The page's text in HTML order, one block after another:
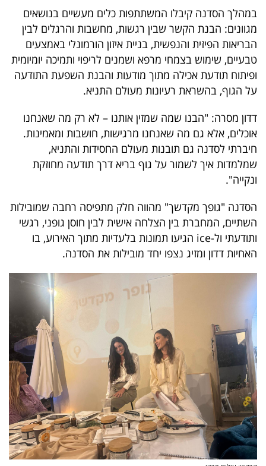
פודקאסט
40
UNDER
40
שיתופי
פעולה
ניוזלטרים
מייל
אדום
פרסמו
באייס
עקבו
אחרינו:
במהלך הסדנה קיבלו המשתתפות כלים מעשיים בנושאים
מגוונים: הבנת הקשר שבין רגשות, מחשבות והרגלים לבין
הבריאות הפיזית והנפשית, בניית איזון הורמונלי באמצעים
טבעיים, שימוש בצמחי מרפא ושמנים לריפוי ותמיכה יומיומית
ופיתוח תודעת אכילה מתוך מודעות והבנת השפעת התודעה
על הגוף, בהשראת רעיונות מעולם התניא.
דדון מסרה: "הבנו שמה שמזין אותנו – לא רק מה שאנחנו
אוכלים, אלא גם מה שאנחנו מרגישות, חושבות ומאמינות.
חיברתי לסדנה גם תובנות מעולם החסידות והתניא,
שמלמדות איך לשמור על גוף בריא דרך תודעה מחוזקת
ונקייה".
הסדנה "גופך מקדשך" מהווה חלק מתפיסה רחבה שמובילות
השתיים, המחברת בין הצלחה אישית לבין חוסן גופני, רגשי
ותודעתי ול-ice הגיעו תמונות בלעדיות מתוך האירוע, בו
האחיות דדון ומזיג נצפו יחד מובילות את הסדנה.